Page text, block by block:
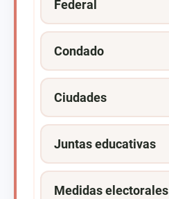
Federal
Condado
Ciudades
Juntas educativas
Medidas electorales